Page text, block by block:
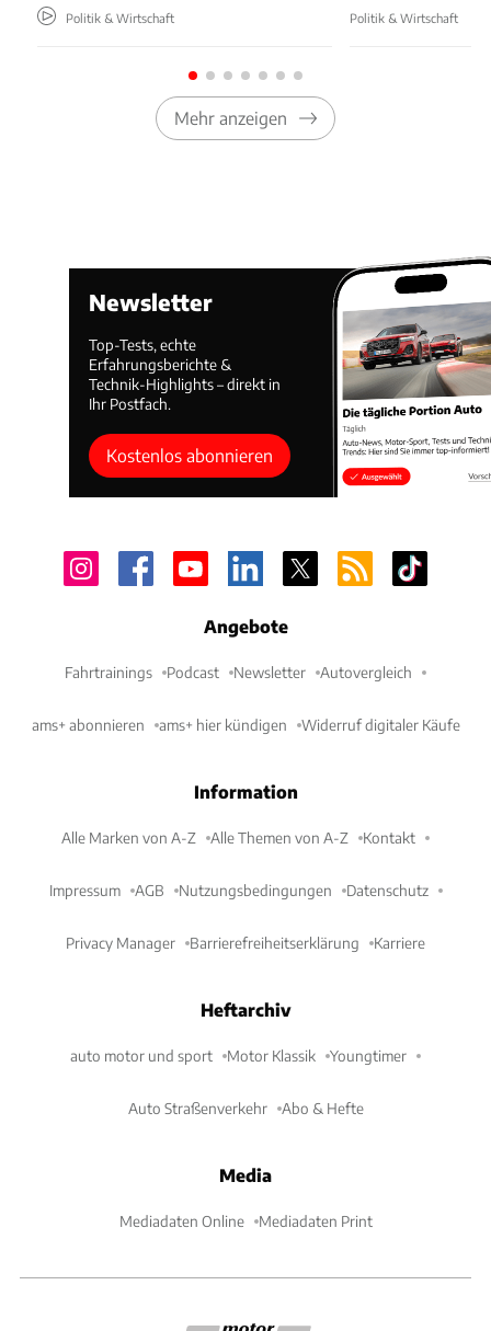
Politik & Wirtschaft Politik & Wirtschaft
Mehr anzeigen
Newsletter
Top-Tests, echte
Erfahrungsberichte &
Technik-Highlights – direkt in
Ihr Postfach.
Kostenlos abonnieren
Angebote
Fahrtrainings Podcast Newsletter Autovergleich
ams+ abonnieren ams+ hier kündigen Widerruf digitaler Käufe
Information
Alle Marken von A-Z Alle Themen von A-Z Kontakt
Impressum AGB Nutzungsbedingungen Datenschutz
Privacy Manager Barrierefreiheitserklärung Karriere
Heftarchiv
auto motor und sport Motor Klassik Youngtimer
Auto Straßenverkehr Abo & Hefte
Media
Mediadaten Online Mediadaten Print